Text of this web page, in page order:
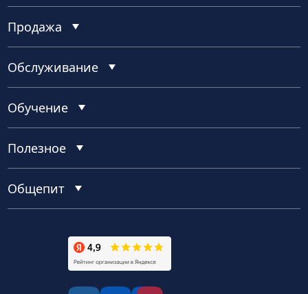
Продажа
Обслуживание
Обучение
Полезное
Общепит